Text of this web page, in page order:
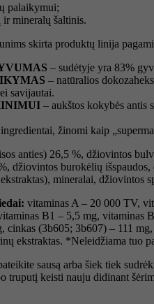
palaikymui;
mineralų šaltinis.
skirta produktų linija
– sudėtyje yra 83%
– natūralios
savijautai.
– aukštos kokybės antis
ingredientai, žinomi kaip
anties) 26,5 %, džiovintos
džiovintos burokėlių
mineralai, džiovintos
vitaminas A – 20 000 TV,
B1 – 5,5 mg, vitaminas
cinkas (3b605; 3b607) – 111
ekstraktas. *Neleidžiama tuo
sausą arba šiek tiek
truputį keisti nauju didinant